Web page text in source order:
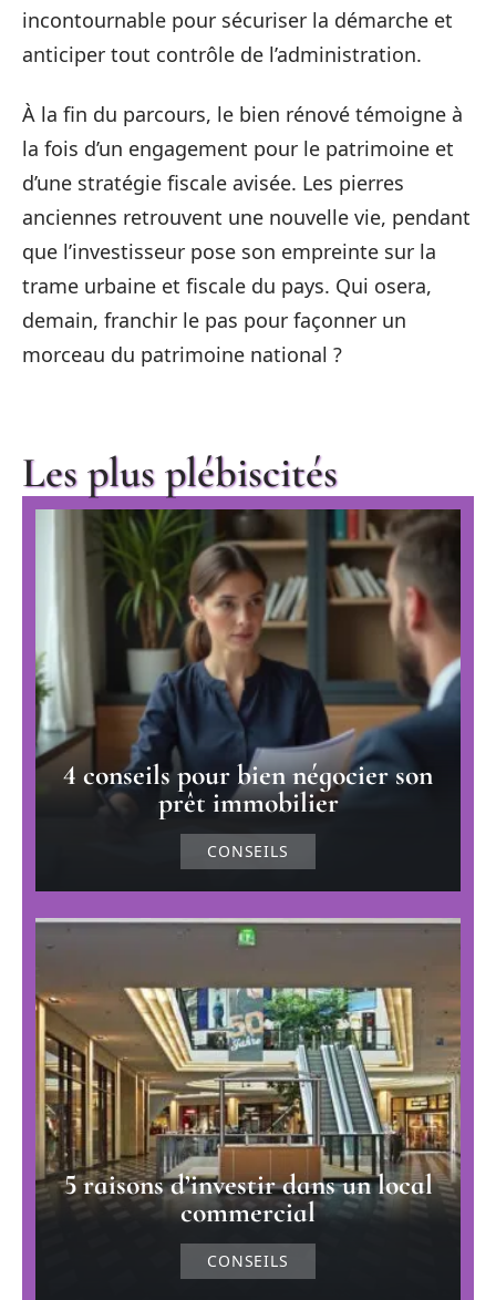
incontournable pour sécuriser la démarche et
anticiper tout contrôle de l’administration.
À la fin du parcours, le bien rénové témoigne à
la fois d’un engagement pour le patrimoine et
d’une stratégie fiscale avisée. Les pierres
anciennes retrouvent une nouvelle vie, pendant
que l’investisseur pose son empreinte sur la
trame urbaine et fiscale du pays. Qui osera,
demain, franchir le pas pour façonner un
morceau du patrimoine national ?
Les plus plébiscités
4 conseils pour bien négocier son
prêt immobilier
CONSEILS
5 raisons d’investir dans un local
commercial
CONSEILS